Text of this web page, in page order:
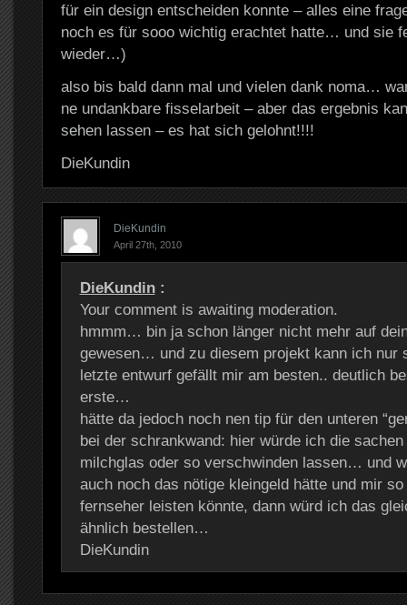
für ein design entscheiden konnte – alles eine
noch es für sooo wichtig erachtet hatte… und sie
wieder…)
also bis bald dann mal und vielen dank noma…
ne undankbare fisselarbeit – aber das ergebnis
sehen lassen – es hat sich gelohnt!!!!
DieKundin
DieKundin
April 27th, 2010
DieKundin:
Your comment is awaiting moderation.
hmmm… bin ja schon länger nicht mehr auf
gewesen… und zu diesem projekt kann ich nur
letzte entwurf gefällt mir am besten.. deutlich
erste…
hätte da jedoch noch nen tip für den unteren
bei der schrankwand: hier würde ich die sachen
milchglas oder so verschwinden lassen… und
auch noch das nötige kleingeld hätte und mir so
fernseher leisten könnte, dann würd ich das
ähnlich bestellen…
DieKundin